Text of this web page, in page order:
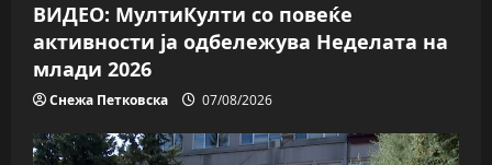
ВИДЕО: МултиКулти со повеќе
активности ја одбележува Неделата на
млади 2026
Снежа Петковска 07/08/2026